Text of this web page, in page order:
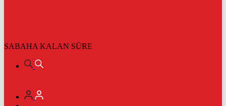
SABAHA KALAN SÜRE